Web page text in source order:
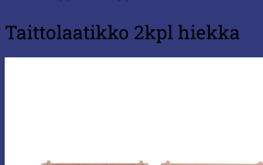
Taittolaatikko 2kpl hiekka